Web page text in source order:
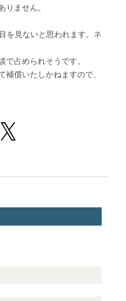
りません。
を見ないと思われます。ネ
で占められそうです。
償いたしかねますので、